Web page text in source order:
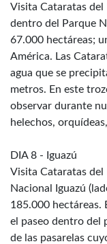
Visita Cataratas del
dentro del Parque
67.000 hectáreas;
América. Las
agua que se
metros. En este
observar durante
helechos,
DIA 8 - Iguazú
Visita Cataratas del
Nacional Iguazú
185.000 hectáreas.
el paseo dentro del
de las pasarelas